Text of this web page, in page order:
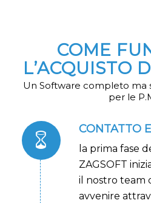
COME
L’ACQUISTO
Un Software completo ma
per le
CONTATTO
la prima fase
ZAGSOFT
il nostro team
avvenire